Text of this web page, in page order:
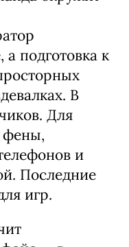
окружит
подготовка к
В
Для
фены,
и
Последние
игр.